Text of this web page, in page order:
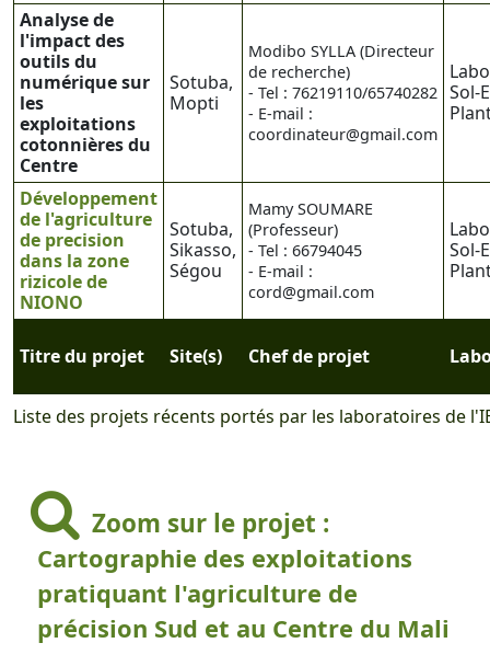
Liste des projets récents portés par les laboratoires de
Titre du projet Site(s) Chef de projet
Analyse de
l'impact des
outils du
numérique sur
les
exploitations
cotonnières du
Centre
Sotuba,
Mopti
Modibo SYLLA (Directeur
de recherche)
- Tel : 76219110/65740282
- E-mail :
coordinateur@gmail.com
Sol-
Développement
de l'agriculture
de precision
dans la zone
rizicole de
NIONO
Sotuba,
Sikasso,
Ségou
Mamy SOUMARE
(Professeur)
- Tel : 66794045
- E-mail :
cord@gmail.com
Sol-
Zoom sur le projet :
Cartographie des exploitations
pratiquant l'agriculture de
précision Sud et au Centre du Mali